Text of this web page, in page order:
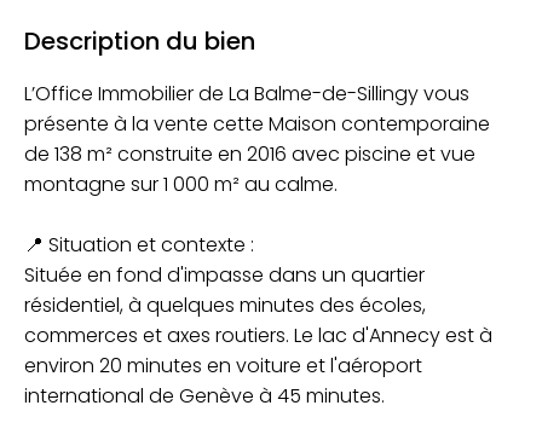
Description du bien
L’Office Immobilier de La Balme-de-Sillingy vous
présente à la vente cette Maison contemporaine
de 138 m² construite en 2016 avec piscine et vue
montagne sur 1 000 m² au calme.
📍 Situation et contexte :
Située en fond d'impasse dans un quartier
résidentiel, à quelques minutes des écoles,
commerces et axes routiers. Le lac d'Annecy est à
environ 20 minutes en voiture et l'aéroport
international de Genève à 45 minutes.